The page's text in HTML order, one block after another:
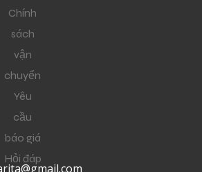
Chính
sách
vận
chuyển
Yêu
cầu
báo giá
Hỏi đáp